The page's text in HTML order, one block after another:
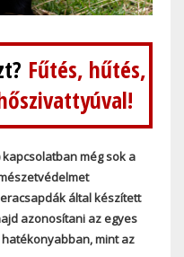
Fűtés, hűtés,
még sok a
által készített
azonosítani az egyes
mint az